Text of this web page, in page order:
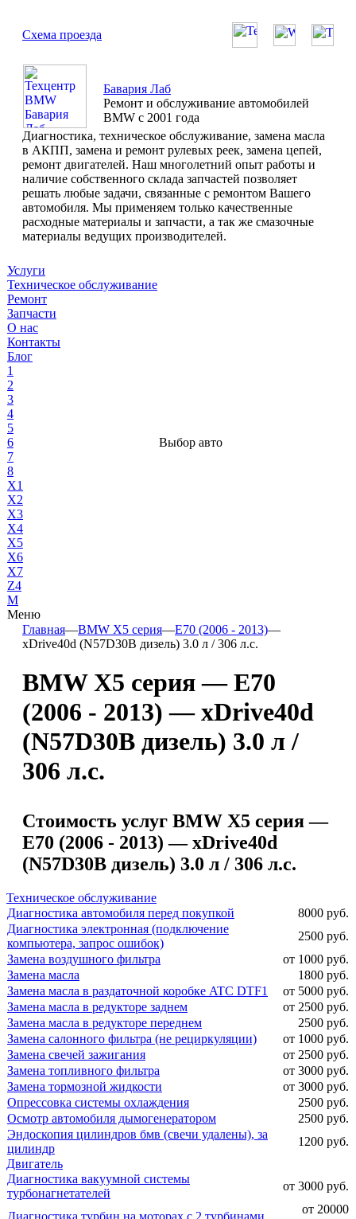
Схема проезда
Бавария Лаб
Ремонт и обслуживание автомобилей
BMW с 2001 года
Диагностика, техническое обслуживание, замена масла
в АКПП, замена и ремонт рулевых реек, замена цепей,
ремонт двигателей. Наш многолетний опыт работы и
наличие собственного склада запчастей позволяет
решать любые задачи, связанные с ремонтом Вашего
автомобиля. Мы применяем только качественные
расходные материалы и запчасти, а так же смазочные
материалы ведущих производителей.
Услуги
Техническое обслуживание
Ремонт
Запчасти
О нас
Контакты
Блог
1
2
3
4
5
6
7
8
X1
X2
X3
X4
X5
X6
X7
Z4
М
Меню
Выбор авто
Главная—BMW X5 серия—E70 (2006 - 2013)—
xDrive40d (N57D30B дизель) 3.0 л / 306 л.с.
BMW X5 серия — E70
(2006 - 2013) — xDrive40d
(N57D30B дизель) 3.0 л /
306 л.с.
Стоимость услуг BMW X5 серия —
E70 (2006 - 2013) — xDrive40d
(N57D30B дизель) 3.0 л / 306 л.с.
Техническое обслуживание
Диагностика автомобиля перед покупкой
8000 руб.
Диагностика электронная (подключение
компьютера, запрос ошибок)
2500 руб.
Замена воздушного фильтра
от 1000 руб.
Замена масла
1800 руб.
Замена масла в раздаточной коробке ATC DTF1
от 5000 руб.
Замена масла в редукторе заднем
от 2500 руб.
Замена масла в редукторе переднем
2500 руб.
Замена салонного фильтра (не рециркуляции)
от 1000 руб.
Замена свечей зажигания
от 2500 руб.
Замена топливного фильтра
от 3000 руб.
Замена тормозной жидкости
от 3000 руб.
Опрессовка системы охлаждения
2500 руб.
Осмотр автомобиля дымогенератором
2500 руб.
Эндоскопия цилиндров бмв (свечи удалены), за
цилиндр
1200 руб.
Двигатель
Диагностика вакуумной системы
турбонагнетателей
от 3000 руб.
Диагностика турбин на моторах с 2 турбинами
от 20000